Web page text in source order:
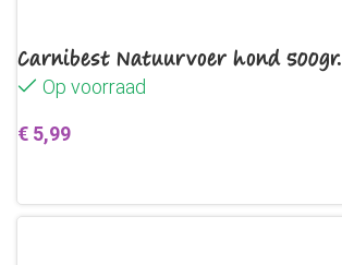
Carnibest Natuurvoer hond 500gr.
Op voorraad
€ 5,99